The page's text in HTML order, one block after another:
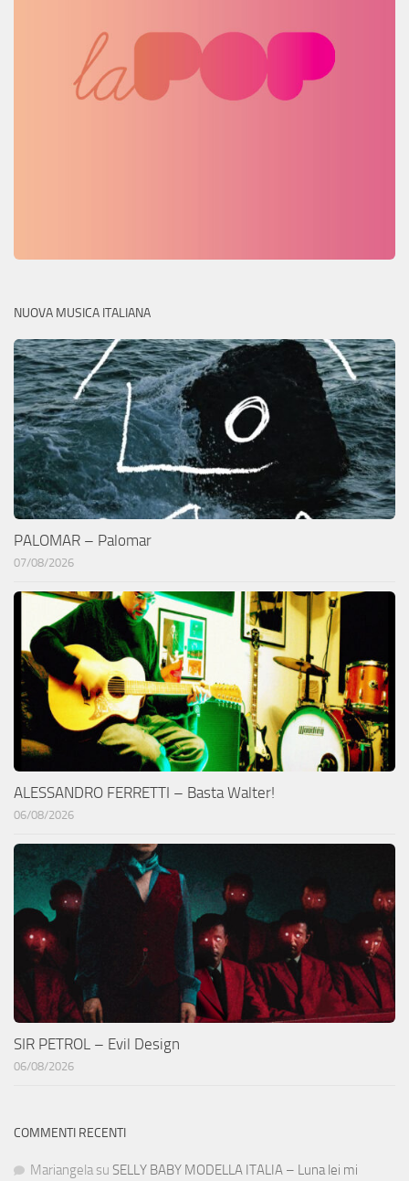
NUOVA MUSICA ITALIANA
PALOMAR – Palomar
07/08/2026
ALESSANDRO FERRETTI – Basta Walter!
06/08/2026
SIR PETROL – Evil Design
06/08/2026
COMMENTI RECENTI
Mariangela su SELLY BABY MODELLA ITALIA – Luna lei mi